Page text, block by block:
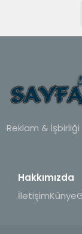
Reklam & İşbirliği
Hakkımızda
İletişimKünye